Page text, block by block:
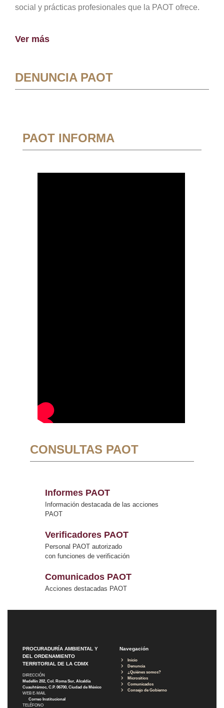
social y prácticas profesionales que la PAOT ofrece.
Ver más
DENUNCIA PAOT
PAOT INFORMA
CONSULTAS PAOT
Informes PAOT
Información destacada de las acciones
PAOT
Verificadores PAOT
Personal PAOT autorizado
con funciones de verificación
Comunicados PAOT
Acciones destacadas PAOT
PROCURADURÍA AMBIENTAL Y
DEL ORDENAMIENTO
TERRITORIAL DE LA CDMX
DIRECCIÓN
Medellín 202, Col. Roma Sur, Alcaldía
Cuauhtémoc, C.P. 06700, Ciudad de México
WEB E-MAIL
Correo Institucional
TELÉFONO
Navegación
Inicio
Denuncia
¿Quiénes somos?
Micrositios
Comunicados
Consejo de Gobierno